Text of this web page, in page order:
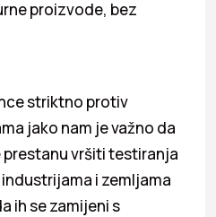
proizvode, bez
striktno protiv
jako nam je važno da
prestanu vršiti testiranja
i zemljama
ih se zamijeni s